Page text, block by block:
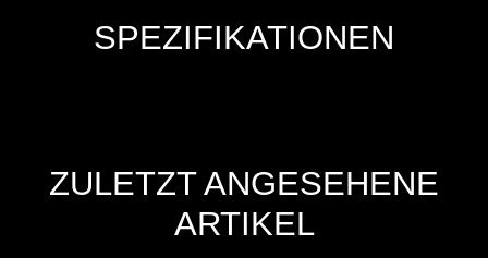
SPEZIFIKATIONEN
ZULETZT ANGESEHENE
ARTIKEL